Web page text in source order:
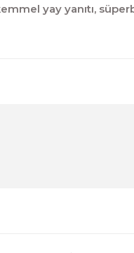
yay yanıtı,